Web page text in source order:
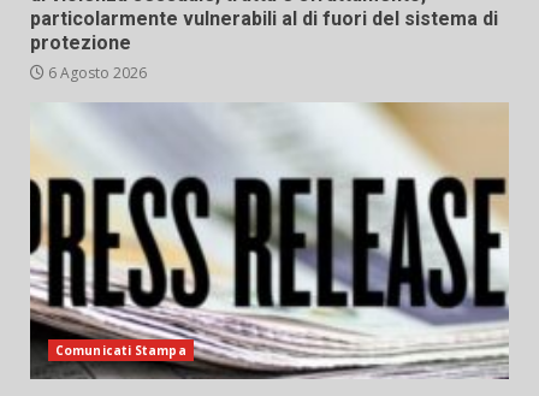
particolarmente vulnerabili al di fuori del sistema di
protezione
6 Agosto 2026
Comunicati Stampa